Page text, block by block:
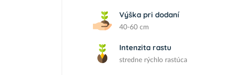
Výška pri dodaní
40-60 cm
Intenzita rastu
stredne rýchlo rastúca